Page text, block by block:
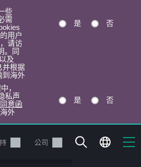
些
需
用户
请访
。同
及
并根据
到海外
是 否
，
私声
意函
外
是 否
公司